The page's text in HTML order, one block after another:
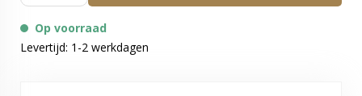
Op voorraad
Levertijd: 1-2 werkdagen